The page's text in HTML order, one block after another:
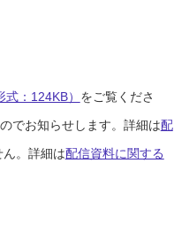
：124KB） をご覧くださ
でお知らせします。詳細は配
。詳細は配信資料に関する